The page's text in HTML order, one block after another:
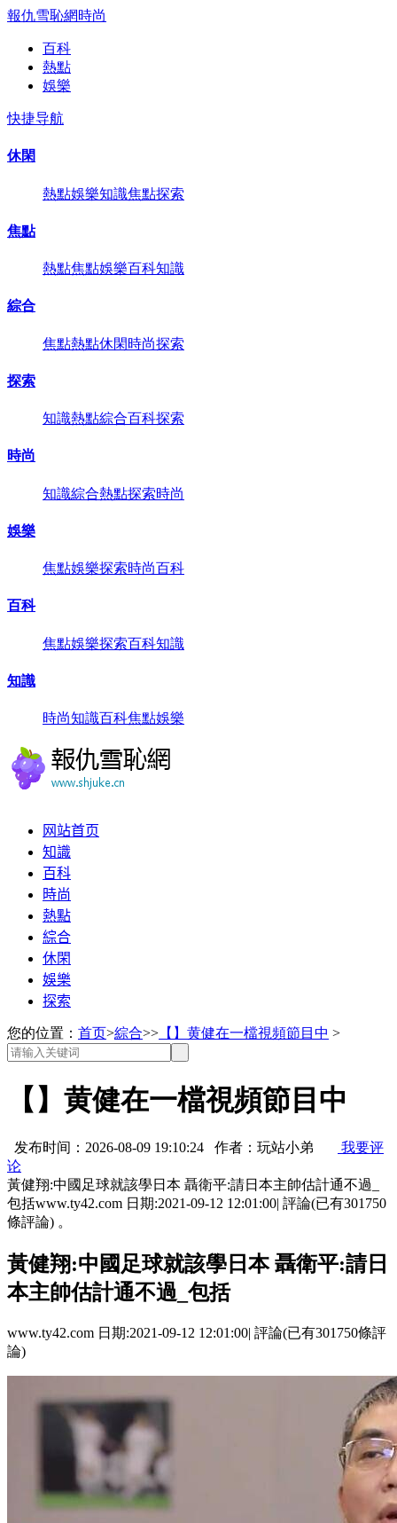
報仇雪恥網時尚
百科
熱點
娛樂
快捷导航
休閑
熱點娛樂知識焦點探索
焦點
熱點焦點娛樂百科知識
綜合
焦點熱點休閑時尚探索
探索
知識熱點綜合百科探索
時尚
知識綜合熱點探索時尚
娛樂
焦點娛樂探索時尚百科
百科
焦點娛樂探索百科知識
知識
時尚知識百科焦點娛樂
网站首页
知識
百科
時尚
熱點
綜合
休閑
娛樂
探索
您的位置： 首页>綜合>> 【】黄健在一檔視頻節目中 >
【】黄健在一檔視頻節目中
发布时间：2026-08-09 19:10:24 作者：玩站小弟
我要评
论
黃健翔:中國足球就該學日本 聶衛平:請日本主帥估計通不過_
包括www.ty42.com 日期:2021-09-12 12:01:00| 評論(已有301750
條評論) 。
黃健翔:中國足球就該學日本 聶衛平:請日
本主帥估計通不過_包括
www.ty42.com 日期:2021-09-12 12:01:00| 評論(已有301750條評
論)